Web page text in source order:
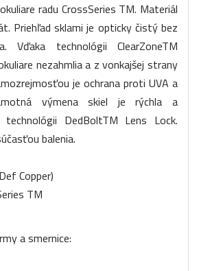
radu CrossSeries TM. Materiál
Priehľad sklami je opticky čistý bez
Vďaka technológii ClearZoneTM
nezahmlia a z vonkajšej strany
je ochrana proti UVA a
výmena skiel je rýchla a
technológii DedBoltTM Lens Lock.
balenia.
Copper)
TM
a smernice: